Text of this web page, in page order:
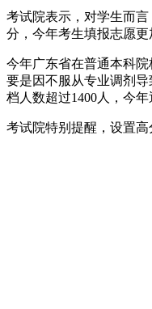
考试院表示，对学生而
分，今年考生填报志愿更
今年广东省在普通本科
要是因不服从专业调剂
档人数超过1400人，今
考试院特别提醒，设置